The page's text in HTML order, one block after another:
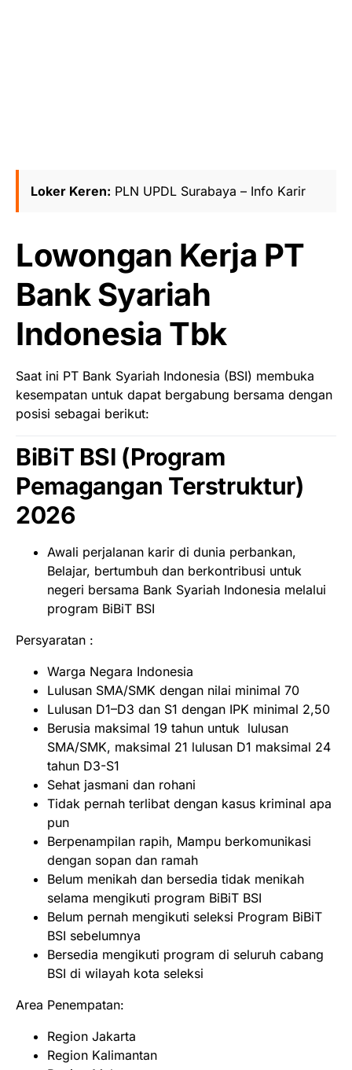
Loker Keren: PLN UPDL Surabaya – Info Karir
Lowongan Kerja PT
Bank Syariah
Indonesia Tbk
Saat ini PT Bank Syariah Indonesia (BSI) membuka
kesempatan untuk dapat bergabung bersama dengan
posisi sebagai berikut:
BiBiT BSI (Program
Pemagangan Terstruktur)
2026
Awali perjalanan karir di dunia perbankan,
Belajar, bertumbuh dan berkontribusi untuk
negeri bersama Bank Syariah Indonesia melalui
program BiBiT BSI
Persyaratan :
Warga Negara Indonesia
Lulusan SMA/SMK dengan nilai minimal 70
Lulusan D1–D3 dan S1 dengan IPK minimal 2,50
Berusia maksimal 19 tahun untuk lulusan
SMA/SMK, maksimal 21 lulusan D1 maksimal 24
tahun D3-S1
Sehat jasmani dan rohani
Tidak pernah terlibat dengan kasus kriminal apa
pun
Berpenampilan rapih, Mampu berkomunikasi
dengan sopan dan ramah
Belum menikah dan bersedia tidak menikah
selama mengikuti program BiBiT BSI
Belum pernah mengikuti seleksi Program BiBiT
BSI sebelumnya
Bersedia mengikuti program di seluruh cabang
BSI di wilayah kota seleksi
Area Penempatan:
Region Jakarta
Region Kalimantan